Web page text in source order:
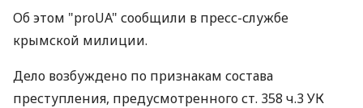
Об этом "proUA" сообщили в пресс-службе
крымской милиции.
Дело возбуждено по признакам состава
преступления, предусмотренного ст. 358 ч.3 УК